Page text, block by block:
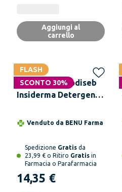
Aggiungi al
carrello
FLASH
SCONTO 30%
INSIDERMA Nodiseb
Insiderma Detergente
Capelli Seborroici
Venduto da BENU Farma
Spedizione Gratis da
23,99 € o Ritiro Gratis in
Farmacia o Parafarmacia
14,35 €